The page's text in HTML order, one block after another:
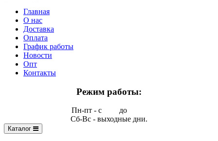
Главная
О нас
Доставка
Оплата
График работы
Новости
Опт
Контакты
Режим работы:
Пн-пт - с до
Сб-Вс - выходные дни.
Каталог